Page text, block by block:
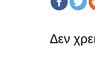
Δεν